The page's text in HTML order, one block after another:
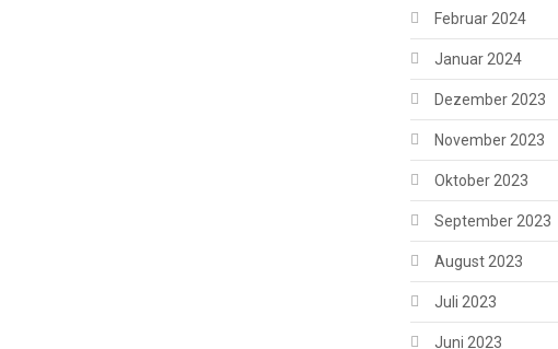
Februar 2024
Januar 2024
Dezember 2023
November 2023
Oktober 2023
September 2023
August 2023
Juli 2023
Juni 2023